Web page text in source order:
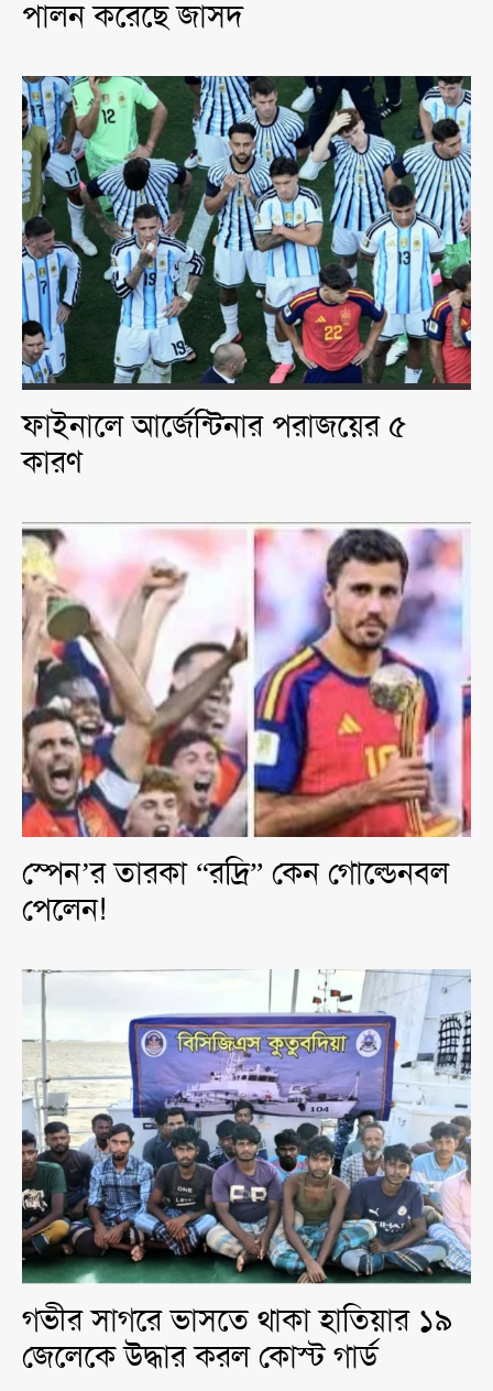
পালন করেছে জাসদ
ফাইনালে আর্জেন্টিনার পরাজয়ের ৫
কারণ
স্পেন’র তারকা “রদ্রি” কেন গোল্ডেনবল
পেলেন!
গভীর সাগরে ভাসতে থাকা হাতিয়ার ১৯
জেলেকে উদ্ধার করল কোস্ট গার্ড